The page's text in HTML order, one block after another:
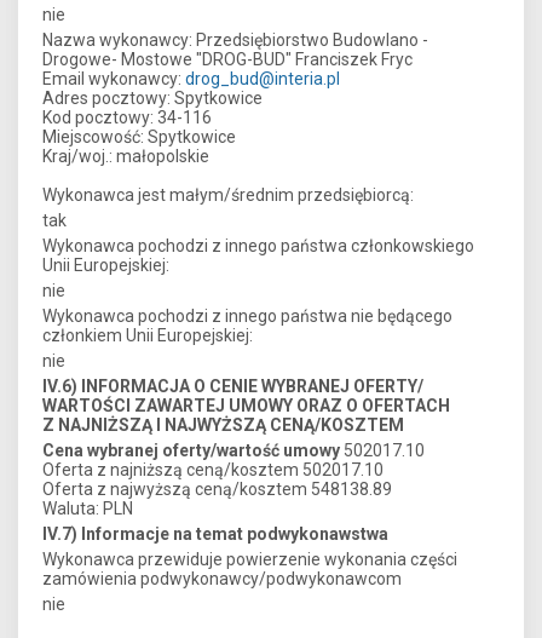
nie
Nazwa wykonawcy: Przedsiębiorstwo Budowlano -
Drogowe- Mostowe "DROG-BUD" Franciszek Fryc
Email wykonawcy: drog_bud@interia.pl
Adres pocztowy: Spytkowice
Kod pocztowy: 34-116
Miejscowość: Spytkowice
Kraj/woj.: małopolskie
Wykonawca jest małym/średnim przedsiębiorcą:
tak
Wykonawca pochodzi z innego państwa członkowskiego
Unii Europejskiej:
nie
Wykonawca pochodzi z innego państwa nie będącego
członkiem Unii Europejskiej:
nie
IV.6) INFORMACJA O CENIE WYBRANEJ OFERTY/
WARTOŚCI ZAWARTEJ UMOWY ORAZ O OFERTACH
Z NAJNIŻSZĄ I NAJWYŻSZĄ CENĄ/KOSZTEM
Cena wybranej oferty/wartość umowy 502017.10
Oferta z najniższą ceną/kosztem 502017.10
Oferta z najwyższą ceną/kosztem 548138.89
Waluta: PLN
IV.7) Informacje na temat podwykonawstwa
Wykonawca przewiduje powierzenie wykonania części
zamówienia podwykonawcy/podwykonawcom
nie